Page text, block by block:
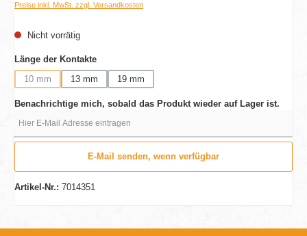
Preise inkl. MwSt. zzgl. Versandkosten
Nicht vorrätig
Länge der Kontakteauswählen
10 mm
(Diese Option ist zurzeit nicht verfügbar.)
13 mm 19 mm
Benachrichtige mich, sobald das Produkt wieder auf Lager ist.
E-Mail senden, wenn verfügbar
Artikel-Nr.: 7014351